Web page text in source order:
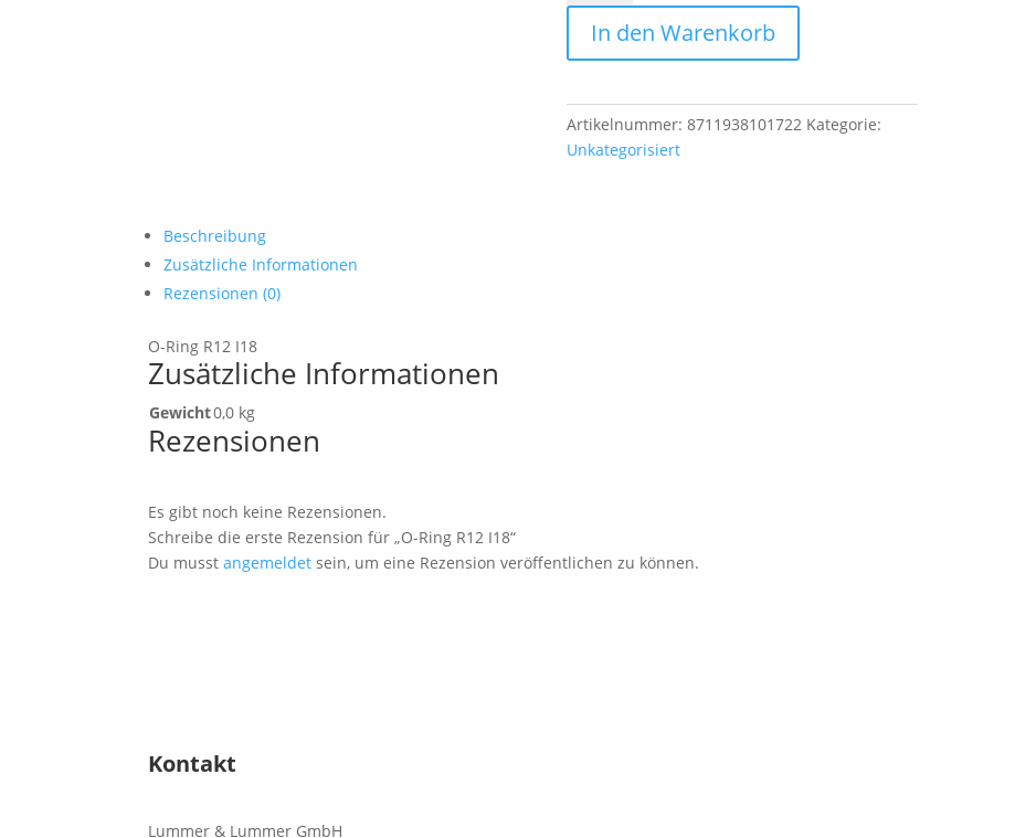
R12
Menge
In den Warenkorb
Artikelnummer: 8711938101722 Kategorie:
Unkategorisiert
Beschreibung
Zusätzliche Informationen
Rezensionen (0)
O-Ring R12 I18
Zusätzliche Informationen
Gewicht0,0 kg
Rezensionen
Es gibt noch keine Rezensionen.
Schreibe die erste Rezension für „O-Ring R12 I18“
Du musstangemeldet sein, um eine Rezension veröffentlichen zu können.
Kontakt
Lummer & Lummer GmbH